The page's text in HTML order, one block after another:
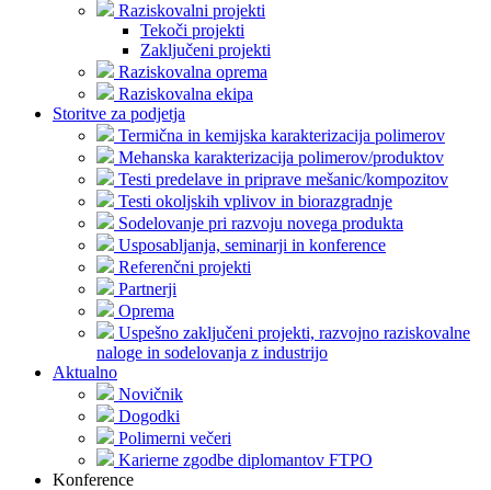
Raziskovalni projekti
Tekoči projekti
Zaključeni projekti
Raziskovalna oprema
Raziskovalna ekipa
Storitve za podjetja
Termična in kemijska karakterizacija polimerov
Mehanska karakterizacija polimerov/produktov
Testi predelave in priprave mešanic/kompozitov
Testi okoljskih vplivov in biorazgradnje
Sodelovanje pri razvoju novega produkta
Usposabljanja, seminarji in konference
Referenčni projekti
Partnerji
Oprema
Uspešno zaključeni projekti, razvojno raziskovalne
naloge in sodelovanja z industrijo
Aktualno
Novičnik
Dogodki
Polimerni večeri
Karierne zgodbe diplomantov FTPO
Konference